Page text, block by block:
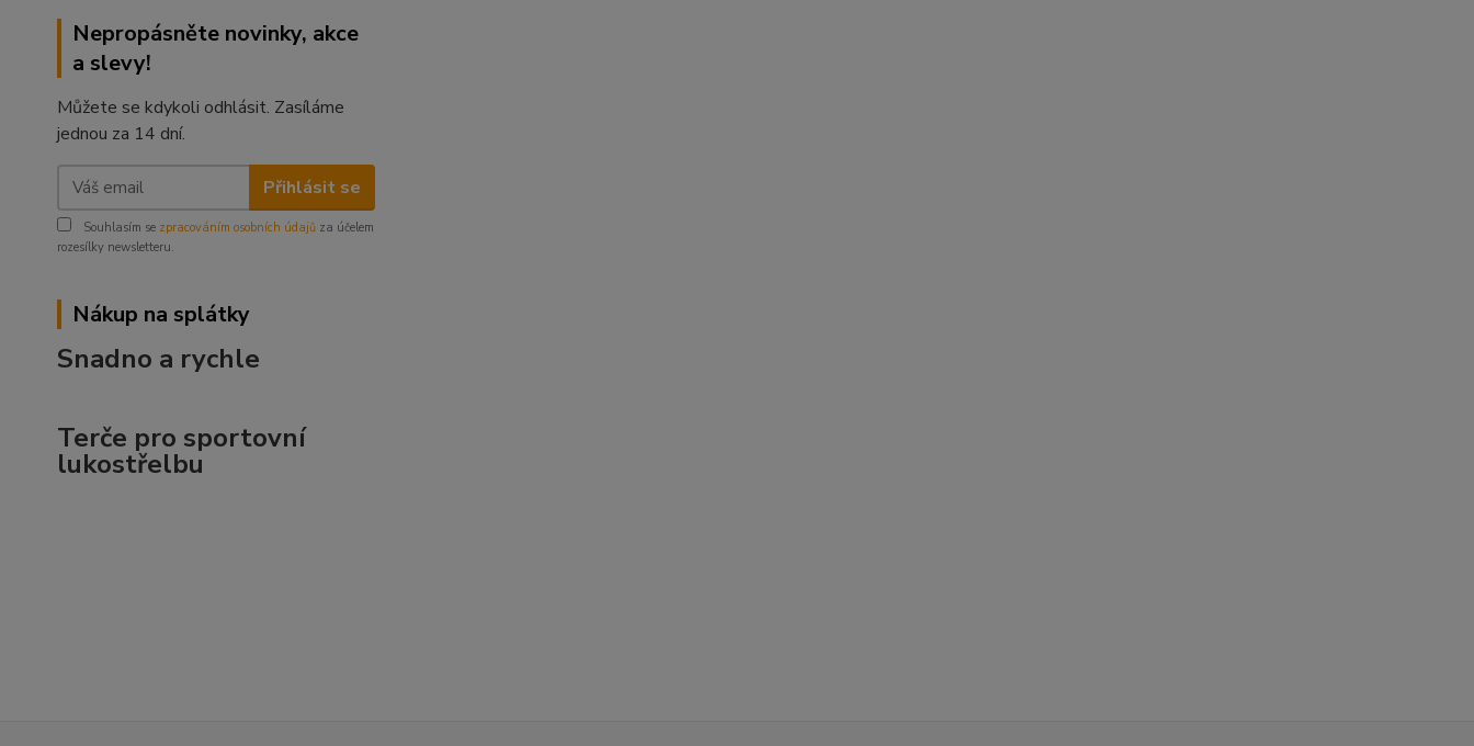
Nepropásněte novinky, akce
a slevy!
Můžete se kdykoli odhlásit. Zasíláme
jednou za 14 dní.
Přihlásit se
Souhlasím se zpracováním osobních údajů za účelem
rozesílky newsletteru.
Nákup na splátky
Snadno a rychle
Terče pro sportovní
lukostřelbu